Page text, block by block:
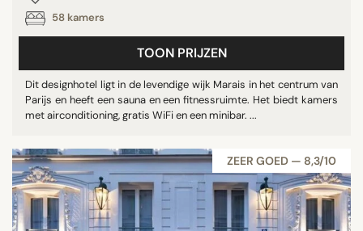
58 kamers
TOON PRIJZEN
Dit designhotel ligt in de levendige wijk Marais in het centrum van
Parijs en heeft een sauna en een fitnessruimte. Het biedt kamers
met airconditioning, gratis WiFi en een minibar. ...
ZEER GOED — 8,3/10